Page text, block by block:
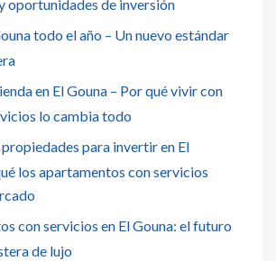
oportunidades de inversión
todo el año – Un nuevo estándar
en El Gouna – Por qué vivir con
lo cambia todo
propiedades para invertir en El
los apartamentos con servicios
con servicios en El Gouna: el futuro
de lujo